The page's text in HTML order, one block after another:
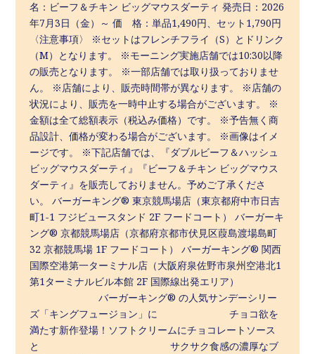
名：ビーフ＆チキン ビッグマウスダーティ 発売日：2026
年7月3日（金）～ 価 格：単品1,490円、セット1,790円
〈注意事項〉 ※セットはフレンチフライ（S）とドリンク
（M）となります。 ※モーニング実施店舗では10:30以降
の販売となります。 ※一部店舗では取り扱っておりませ
ん。 ※店舗により、販売時間帯が異なります。 ※店舗の
状況により、販売を一時中止する場合がございます。 ※
金額は全て総額表示（税込み価格）です。 ※予告無く商
品設計、価格が変わる場合がございます。 ※画像はイメ
ージです。 ※下記店舗では、『ダブルビーフ＆ハッシュ
ビッグマウスダーティ』『ビーフ＆チキン ビッグマウス
ダーティ』を販売しておりません。予めご了承くださ
い。 バーガーキング® 東京競馬場店（東京都府中市日吉
町1-1 フジビュースタンド 2F フードコート） バーガーキ
ング® 京都競馬場店（京都府京都市伏見区葭島渡場島町
32 京都競馬場 1F フードコート） バーガーキング® 関西
国際空港第一ターミナル店（大阪府泉佐野市泉州空港北1
第1ターミナルビル本館 2F 国際線出発エリア）
バーガーキング® の人気サンデーシリー
ズ「キングフュージョン」に チョコ欲を
満たす新作登場！ソフトクリームにチョコレートソース
と サクサク食感の濃厚なブ